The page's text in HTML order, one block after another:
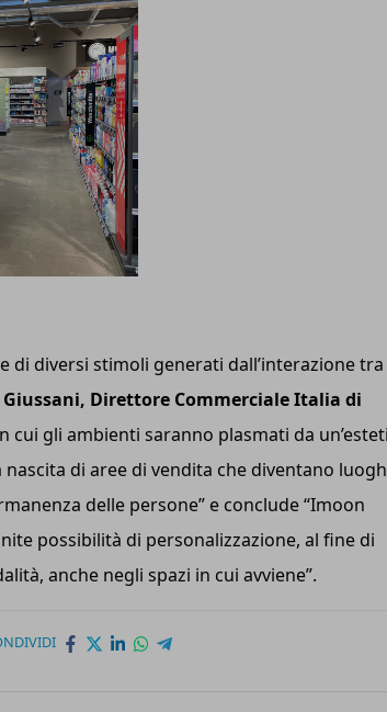
di diversi stimoli generati dall’interazione tra
Direttore Commerciale Italia di
cui gli ambienti saranno plasmati da
di aree di vendita che diventano
delle persone” e conclude “Imoon
possibilità di personalizzazione, al fine di
anche negli spazi in cui avviene”.